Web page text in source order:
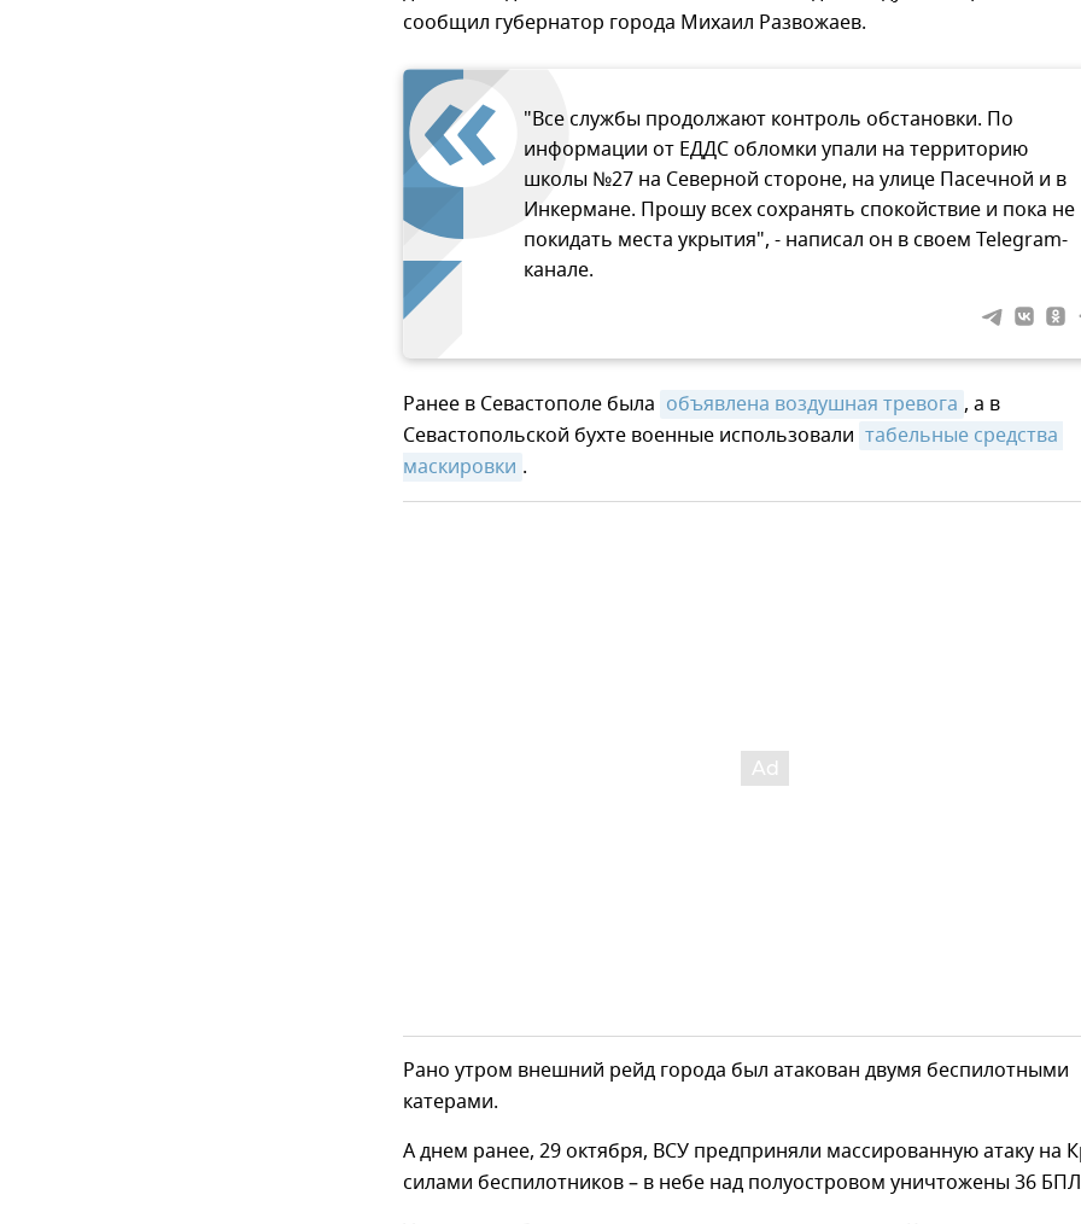
сообщил губернатор города Михаил Развожаев.
"Все службы продолжают контроль обстановки. По
информации от ЕДДС обломки упали на территорию
школы №27 на Северной стороне, на улице Пасечной и в
Инкермане. Прошу всех сохранять спокойствие и пока не
покидать места укрытия", - написал он в своем Telegram-
канале.
Ранее в Севастополе была объявлена воздушная тревога , а в
Севастопольской бухте военные использовали табельные средства
маскировки .
Рано утром внешний рейд города был атакован двумя беспилотными
катерами.
А днем ранее, 29 октября, ВСУ предприняли массированную атаку на
силами беспилотников – в небе над полуостровом уничтожены 36